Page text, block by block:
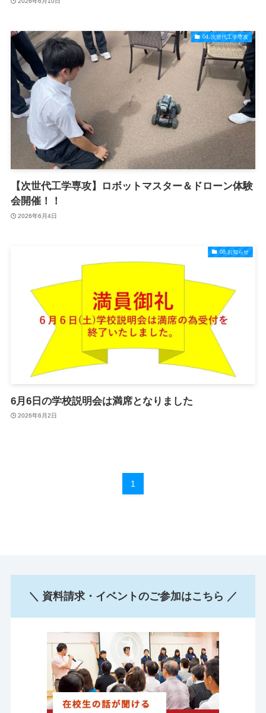
04.次世代工学専攻
【次世代工学専攻】ロボットマスター＆ドローン体験
会開催！！
2026年6月4日
08.お知らせ
6月6日の学校説明会は満席となりました
2026年6月2日
1
＼ 資料請求・イベントのご参加はこちら ／